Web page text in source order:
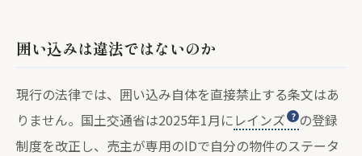
囲い込みは違法ではないのか
現行の法律では、囲い込み自体を直接禁止する条文はあ
りません。国土交通省は2025年1月にレインズ
の登録
制度を改正し、売主が専用のIDで自分の物件のステータ